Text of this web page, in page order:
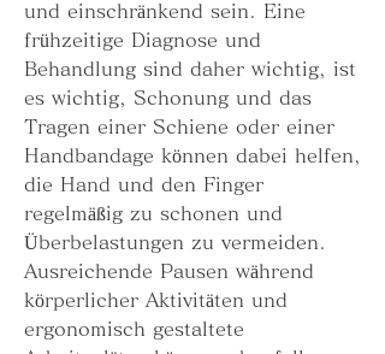
und einschränkend sein. Eine
frühzeitige Diagnose und
Behandlung sind daher wichtig, ist
es wichtig, Schonung und das
Tragen einer Schiene oder einer
Handbandage können dabei helfen,
die Hand und den Finger
regelmäßig zu schonen und
Überbelastungen zu vermeiden.
Ausreichende Pausen während
körperlicher Aktivitäten und
ergonomisch gestaltete